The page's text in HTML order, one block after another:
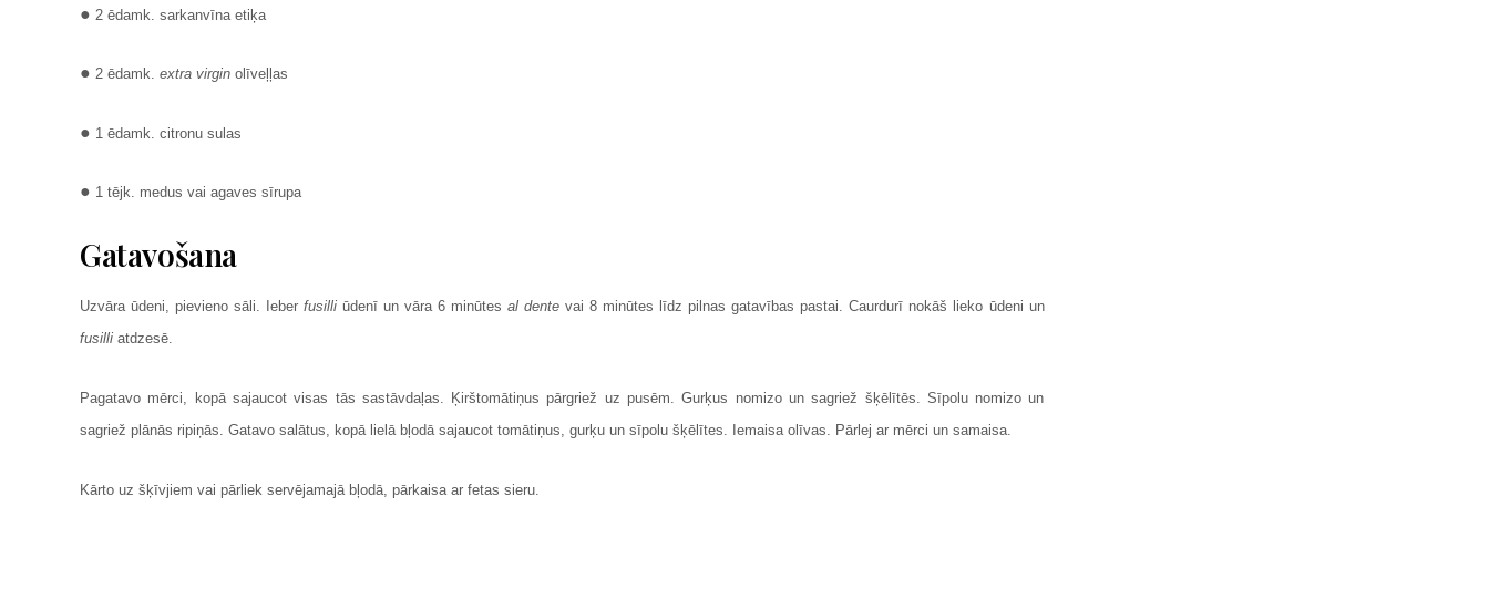
● 2 ēdamk. sarkanvīna etiķa
● 2 ēdamk. extra virgin olīveļļas
● 1 ēdamk. citronu sulas
● 1 tējk. medus vai agaves sīrupa
Gatavošana
Uzvāra ūdeni, pievieno sāli. Ieberfusilliūdenī un vāra 6 minūtesal dente vai 8 minūtes līdz pilnas gatavības pastai. Caurdurī nokāš lieko ūdeni un
fusilli atdzesē.
Pagatavo mērci, kopā sajaucot visas tās sastāvdaļas. Ķirštomātiņus pārgriež uz pusēm. Gurķus nomizo un sagriež šķēlītēs. Sīpolu nomizo un
sagriež plānās ripiņās. Gatavo salātus, kopā lielā bļodā sajaucot tomātiņus, gurķu un sīpolu šķēlītes. Iemaisa olīvas. Pārlej ar mērci un samaisa.
Kārto uz šķīvjiem vai pārliek servējamajā bļodā, pārkaisa ar fetas sieru.